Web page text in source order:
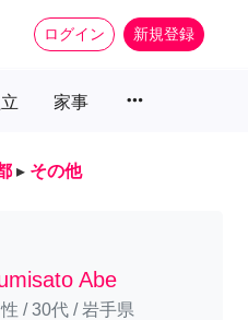
ログイン 新規登録
家事 more_horiz
▸ その他
Abe
/30代/岩手県